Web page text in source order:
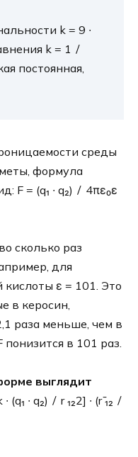
k = 9 ∙
k = 1 ∕
постоянная,
среды
формула
F = (q₁ ∙ q₂) ∕ 4πε₀ε
сколько раз
для
кислоты ε = 101. Это
в керосин,
раза меньше, чем в
понизится в 101 раз.
выглядит
(q₁ ∙ q₂) ∕ r ₁₂2] ∙ (r ̄₁₂ ∕